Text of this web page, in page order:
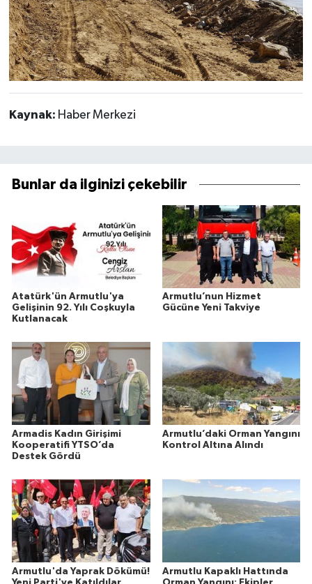
Kaynak: Haber Merkezi
Bunlar da ilginizi çekebilir
Atatürk'ün Armutlu'ya
Gelişinin 92. Yılı Coşkuyla
Kutlanacak
Armutlu’nun Hizmet
Gücüne Yeni Takviye
Armadis Kadın Girişimi
Kooperatifi YTSO’da
Destek Gördü
Armutlu’daki Orman Yangını
Kontrol Altına Alındı
Armutlu'da Yaprak Dökümü!
Armutlu Kapaklı Hattında